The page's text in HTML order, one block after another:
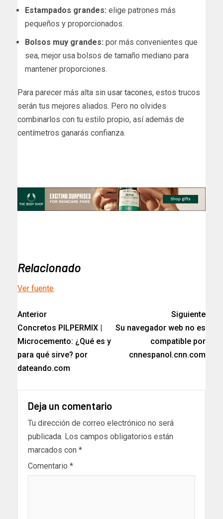
Estampados grandes: elige patrones más
pequeños y proporcionados.
Bolsos muy grandes: por más convenientes que
sea, mejor usa bolsos de tamaño mediano para
mantener proporciones.
Para parecer más alta sin usar tacones, estos trucos
serán tus mejores aliados. Pero no olvides
combinarlos con tu estilo propio, así además de
centímetros ganarás confianza.
Relacionado
Ver fuente
Anterior
Concretos PILPERMIX |
Microcemento: ¿Qué es y
para qué sirve? por
dateando.com
Siguiente
Su navegador web no es
compatible por
cnnespanol.cnn.com
Deja un comentario
Tu dirección de correo electrónico no será
publicada. Los campos obligatorios están
marcados con *
Comentario *